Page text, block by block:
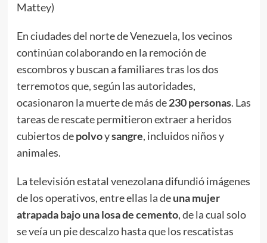
Mattey)
En ciudades del norte de Venezuela, los vecinos
continúan colaborando en la remoción de
escombros y buscan a familiares tras los dos
terremotos que, según las autoridades,
ocasionaron la muerte de más de230 personas. Las
tareas de rescate permitieron extraer a heridos
cubiertos depolvoysangre, incluidos niños y
animales.
La televisión estatal venezolana difundió imágenes
de los operativos, entre ellas la deuna mujer
atrapada bajo una losa de cemento, de la cual solo
se veía un pie descalzo hasta que los rescatistas